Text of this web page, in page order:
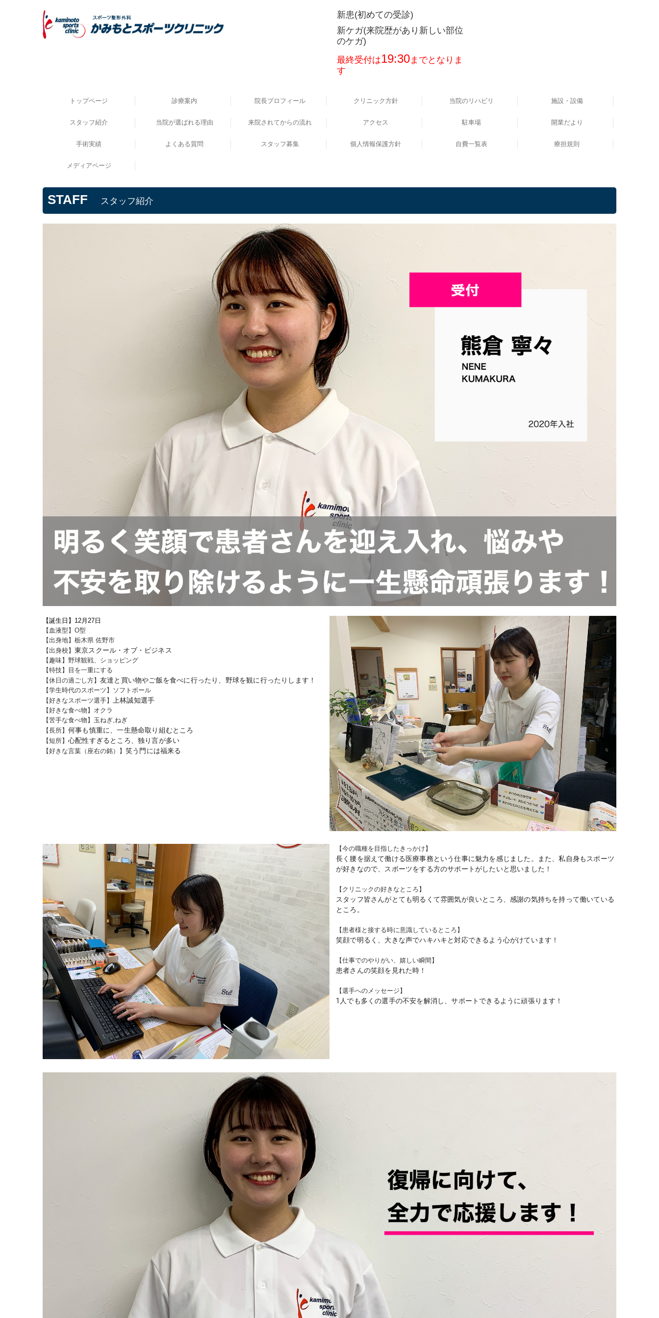
新患(初めての受診)
新ケガ(来院歴があり新しい部位
のケガ)
最終受付は19:30までとなりま
す
トップページ 診療案内 院長プロフィール クリニック方針 当院のリハビリ 施設・設備
スタッフ紹介 当院が選ばれる理由 来院されてからの流れ アクセス 駐車場 開業だより
手術実績 よくある質問 スタッフ募集 個人情報保護方針 自費一覧表 療担規則
メディアページ
STAFF スタッフ紹介
【誕生日】12月27日
【血液型】O型
【出身地】栃木県 佐野市
【出身校】 東京スクール・オブ・ビジネス
【趣味】野球観戦、ショッピング
【特技】目を一重にする
【休日の過ごし方】 友達と買い物やご飯を食べに行ったり、野球を観に行ったりします！
【学生時代のスポーツ】ソフトボール
【好きなスポーツ選手】
上林誠知選手
【好きな食べ物】オクラ
【苦手な食べ物】玉ねぎ,ねぎ
【長所】 何事も慎重に、一生懸命取り組むところ
【短所】 心配性すぎるところ、独り言が多い
【好きな言葉（座右の銘）】 笑う門には福来る
【今の職種を目指したきっかけ】
長く腰を据えて働ける医療事務という仕事に魅力を感じました。また、私自身もスポーツ
が好きなので、スポーツをする方のサポートがしたいと思いました！
【クリニックの好きなところ】
スタッフ皆さんがとても明るくて雰囲気が良いところ、感謝の気持ちを持って働いている
ところ。
【患者様と接する時に意識しているところ】
笑顔で明るく、大きな声でハキハキと対応できるよう心がけています！
【仕事でのやりがい、嬉しい瞬間】
患者さんの笑顔を見れた時！
【選手へのメッセージ】
1人でも多くの選手の不安を解消し、サポートできるように頑張ります！